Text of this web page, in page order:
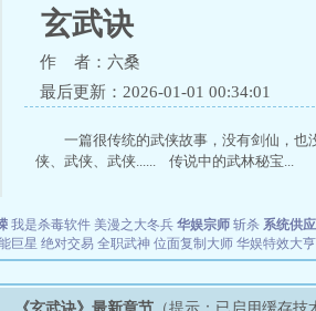
玄武诀
作 者：六桑
最后更新：2026-01-01 00:34:01
一篇很传统的武侠故事，没有剑仙，
侠、武侠、武侠...... 传说中的武林秘宝...
我是杀毒软件 美漫之大冬兵 华娱宗师 斩杀 系统供
巨星 绝对交易 全职武神 位面复制大师 华娱特效大亨